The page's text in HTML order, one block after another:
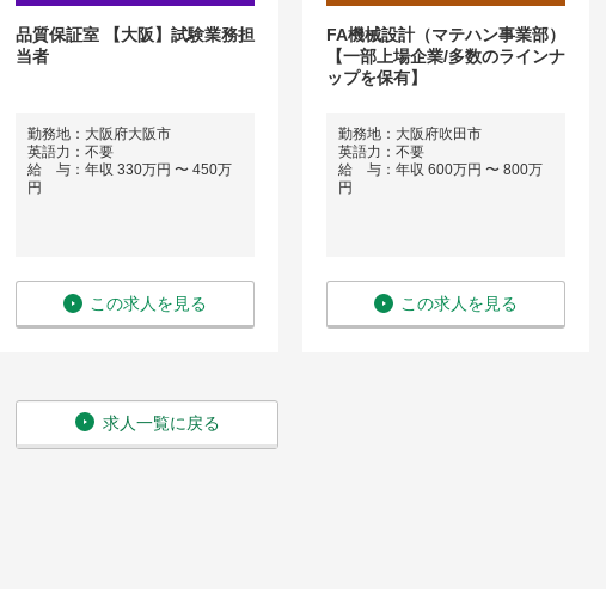
品質保証室 【大阪】試験業務担
当者
勤務地：大阪府大阪市
英語力：不要
給 与：年収 330万円 〜 450万
円
この求人を見る
FA機械設計（マテハン事業部）
【一部上場企業/多数のラインナ
ップを保有】
勤務地：大阪府吹田市
英語力：不要
給 与：年収 600万円 〜 800万
円
この求人を見る
求人一覧に戻る